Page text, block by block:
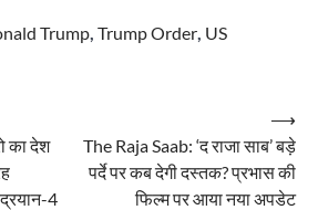
Trump Trump Order US
का देश
4
The Raja Saab: ‘द राजा साब’ बड़े
पर्दे पर कब देगी दस्तक? प्रभास की
फिल्म पर आया नया अपडेट
⟶